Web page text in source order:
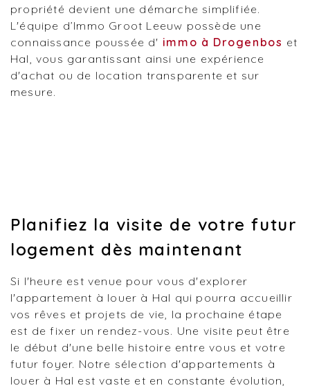
propriété devient une démarche simplifiée.
L'équipe d’Immo Groot Leeuw possède une
connaissance poussée d' immo à Drogenbos et
Hal, vous garantissant ainsi une expérience
d'achat ou de location transparente et sur
mesure.
Planifiez la visite de votre futur
logement dès maintenant
Si l'heure est venue pour vous d'explorer
l'appartement à louer à Hal qui pourra accueillir
vos rêves et projets de vie, la prochaine étape
est de fixer un rendez-vous. Une visite peut être
le début d'une belle histoire entre vous et votre
futur foyer. Notre sélection d'appartements à
louer à Hal est vaste et en constante évolution,